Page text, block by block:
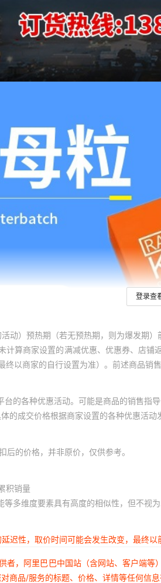
登录查
动）预热期（若无预热期，则为爆发
算商家设置的满减优惠、优惠券、店
以商家的自行设置为准）。前述商品
的各种优惠活动。可能是商品的销售指
成交价格根据商家设置的各种优惠活动
的价格，并非原价，仅供参考。
积销量
多维度要素具有高度的相似性，但不视
迟性，取价时间可能会发生改变，最终以
者，阿里巴巴中国站（含网站、客户端
商品/服务的标题、价格、详情等任何